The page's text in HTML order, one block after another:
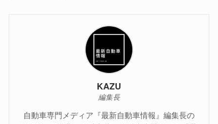
KAZU
編集長
自動車専門メディア『最新自動車情報』編集長の